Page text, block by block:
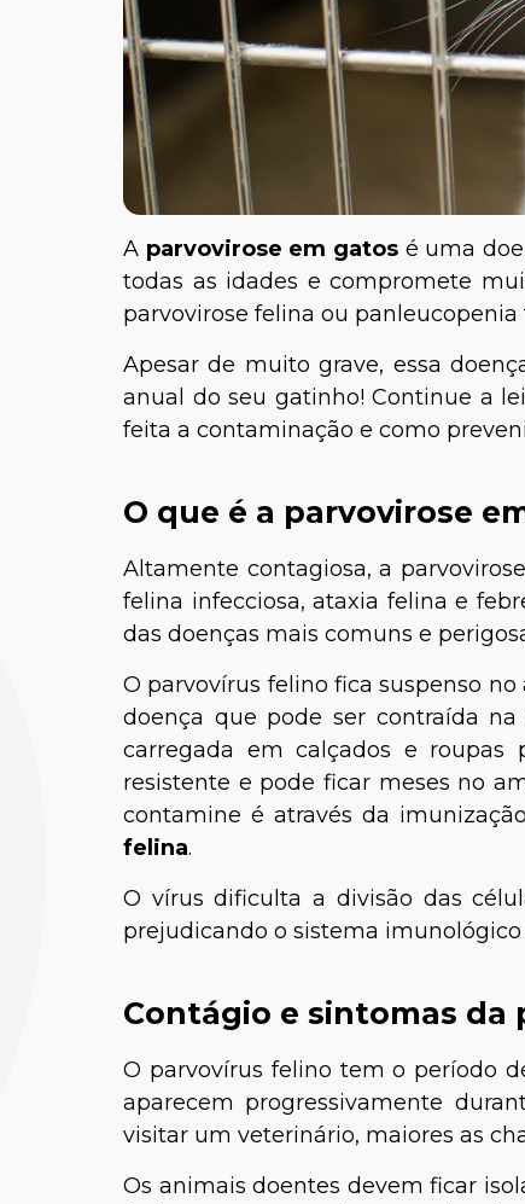
A parvovirose em gatos é uma
todas as idades e compromete
parvovirose felina ou
Apesar de muito grave, essa
anual do seu gatinho! Continue a
feita a contaminação e como
O que é a parvovirose
Altamente contagiosa, a
felina infecciosa, ataxia felina e
das doenças mais comuns e
O parvovírus felino fica suspenso
doença que pode ser contraída
carregada em calçados e
resistente e pode ficar meses no
contamine é através da
felina.
O vírus dificulta a divisão das
prejudicando o sistema
Contágio e sintomas da
O parvovírus felino tem o período
aparecem progressivamente
visitar um veterinário, maiores as
Os animais doentes devem ficar